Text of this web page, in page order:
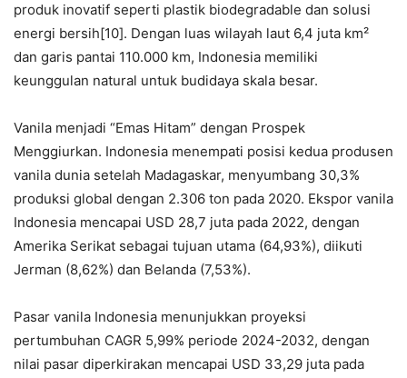
produk inovatif seperti plastik biodegradable dan solusi
energi bersih[10]. Dengan luas wilayah laut 6,4 juta km²
dan garis pantai 110.000 km, Indonesia memiliki
keunggulan natural untuk budidaya skala besar.
Vanila menjadi “Emas Hitam” dengan Prospek
Menggiurkan. Indonesia menempati posisi kedua produsen
vanila dunia setelah Madagaskar, menyumbang 30,3%
produksi global dengan 2.306 ton pada 2020. Ekspor vanila
Indonesia mencapai USD 28,7 juta pada 2022, dengan
Amerika Serikat sebagai tujuan utama (64,93%), diikuti
Jerman (8,62%) dan Belanda (7,53%).
Pasar vanila Indonesia menunjukkan proyeksi
pertumbuhan CAGR 5,99% periode 2024-2032, dengan
nilai pasar diperkirakan mencapai USD 33,29 juta pada